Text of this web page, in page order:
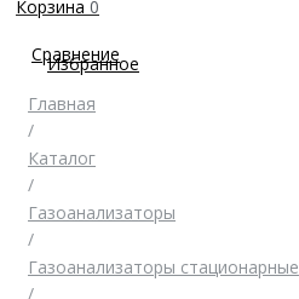
Корзина 0
Сравнение
Избранное
Главная
/
Каталог
/
Газоанализаторы
/
Газоанализаторы стационарные
/